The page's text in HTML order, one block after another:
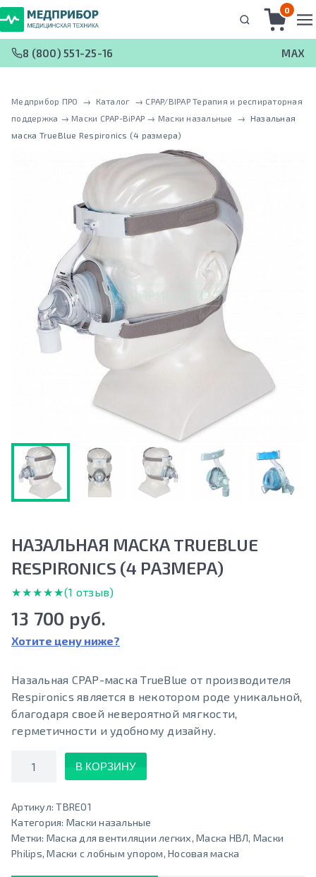
0
8 (800) 551-25-16 MAX
Медприбор ПРО → Каталог → CPAP/BIPAP Терапия и респираторная
поддержка → Маски CPAP-BiPAP → Маски назальные →
Назальная
маска TrueBlue Respironics (4 размера)
НАЗАЛЬНАЯ МАСКА TRUEBLUE
RESPIRONICS (4 РАЗМЕРА)
★★★★★
★★★★★(1 отзыв)
13 700 руб.
Хотите цену ниже?
Назальная CPAP-маска TrueBlue от производителя
Respironics является в некотором роде уникальной,
благодаря своей невероятной мягкости,
герметичности и удобному дизайну.
Количество
В КОРЗИНУ
Артикул:TBRE01
Категория: Маски назальные
Метки: Маска для вентиляции легких, Маска НВЛ, Маски
Philips,Маски с лобным упором, Носовая маска